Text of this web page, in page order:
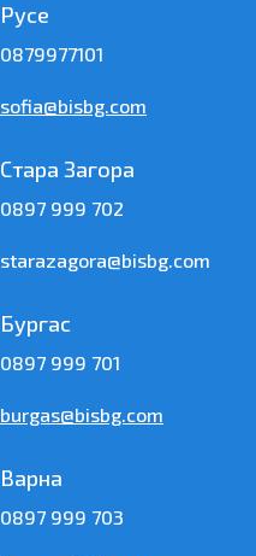
Русе
0879977101
sofia@bisbg.com
Стара Загора
0897 999 702
starazagora@bisbg.com
Бургас
0897 999 701
burgas@bisbg.com
Варна
0897 999 703